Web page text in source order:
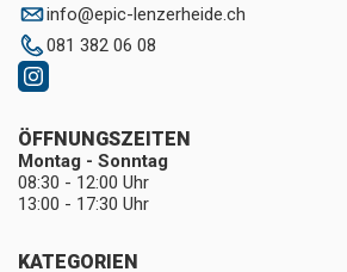
info@epic-lenzerheide.ch
081 382 06 08
KATEGORIEN
ÖFFNUNGSZEITEN
Montag - Sonntag
08:30 - 12:00 Uhr
13:00 - 17:30 Uhr